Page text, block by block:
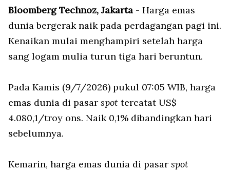
Bloomberg Technoz, Jakarta - Harga emas
dunia bergerak naik pada perdagangan pagi ini.
Kenaikan mulai menghampiri setelah harga
sang logam mulia turun tiga hari beruntun.
Pada Kamis (9/7/2026) pukul 07:05 WIB, harga
emas dunia di pasar spot tercatat US$
4.080,1/troy ons. Naik 0,1% dibandingkan hari
sebelumnya.
Kemarin, harga emas dunia di pasar spot